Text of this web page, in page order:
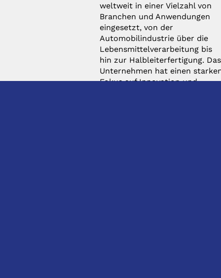
weltweit in einer Vielzahl von
Branchen und Anwendungen
eingesetzt, von der
Automobilindustrie über die
Lebensmittelverarbeitung bis
hin zur Halbleiterfertigung. Das
Unternehmen hat einen
Fokus auf Innovation und